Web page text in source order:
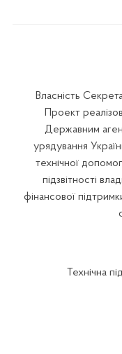
Власність
Проект
Державним
урядування
технічної
підзвітності
фінансової
Технічна